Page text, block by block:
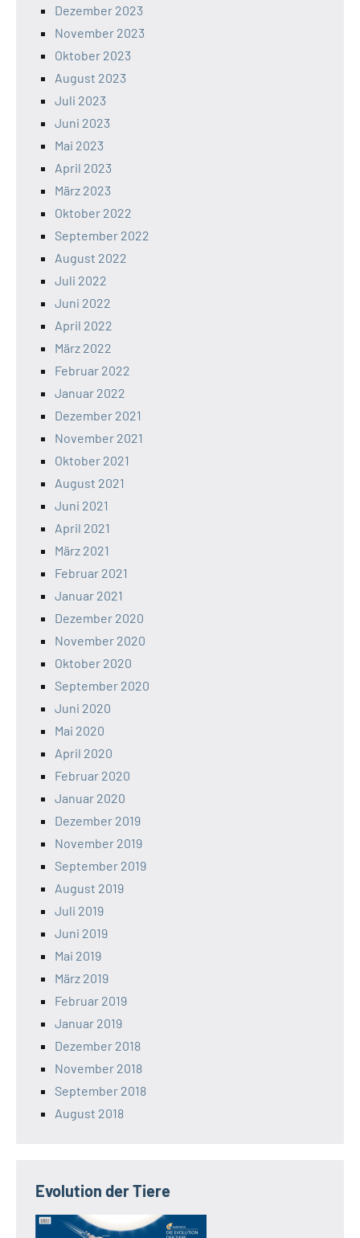
Dezember 2023
November 2023
Oktober 2023
August 2023
Juli 2023
Juni 2023
Mai 2023
April 2023
März 2023
Oktober 2022
September 2022
August 2022
Juli 2022
Juni 2022
April 2022
März 2022
Februar 2022
Januar 2022
Dezember 2021
November 2021
Oktober 2021
August 2021
Juni 2021
April 2021
März 2021
Februar 2021
Januar 2021
Dezember 2020
November 2020
Oktober 2020
September 2020
Juni 2020
Mai 2020
April 2020
Februar 2020
Januar 2020
Dezember 2019
November 2019
September 2019
August 2019
Juli 2019
Juni 2019
Mai 2019
März 2019
Februar 2019
Januar 2019
Dezember 2018
November 2018
September 2018
August 2018
Evolution der Tiere